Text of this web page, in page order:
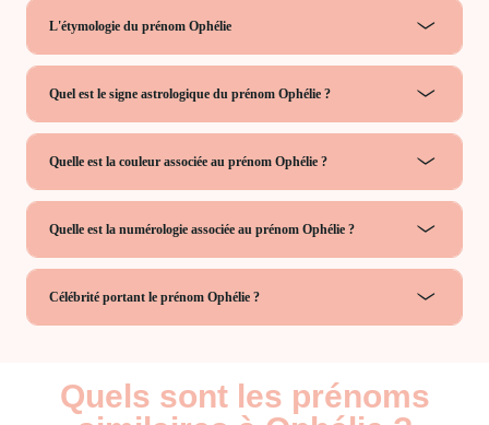
L'étymologie du prénom Ophélie
Quel est le signe astrologique du prénom Ophélie ?
Quelle est la couleur associée au prénom Ophélie ?
Quelle est la numérologie associée au prénom Ophélie ?
Célébrité portant le prénom Ophélie ?
Quels sont les prénoms